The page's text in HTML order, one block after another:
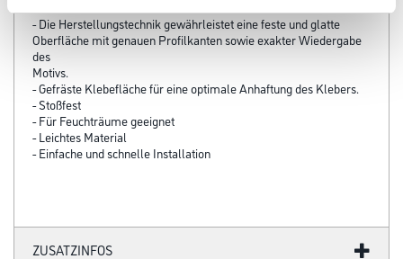
- Die Herstellungstechnik gewährleistet eine feste und glatte
Oberfläche mit genauen Profilkanten sowie exakter Wiedergabe
des
Motivs.
- Gefräste Klebefläche für eine optimale Anhaftung des Klebers.
- Stoßfest
- Für Feuchträume geeignet
- Leichtes Material
- Einfache und schnelle Installation
ZUSATZINFOS